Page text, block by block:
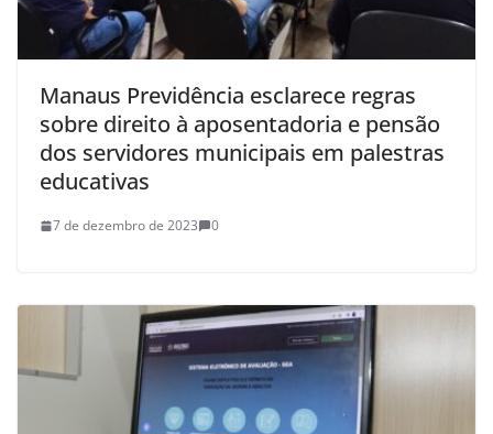
Manaus Previdência esclarece regras
sobre direito à aposentadoria e pensão
dos servidores municipais em palestras
educativas
7 de dezembro de 2023 0